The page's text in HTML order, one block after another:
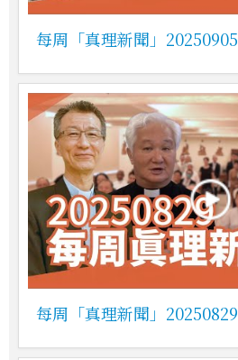
每周「真理新聞」20250905
每周「真理新聞」20250829